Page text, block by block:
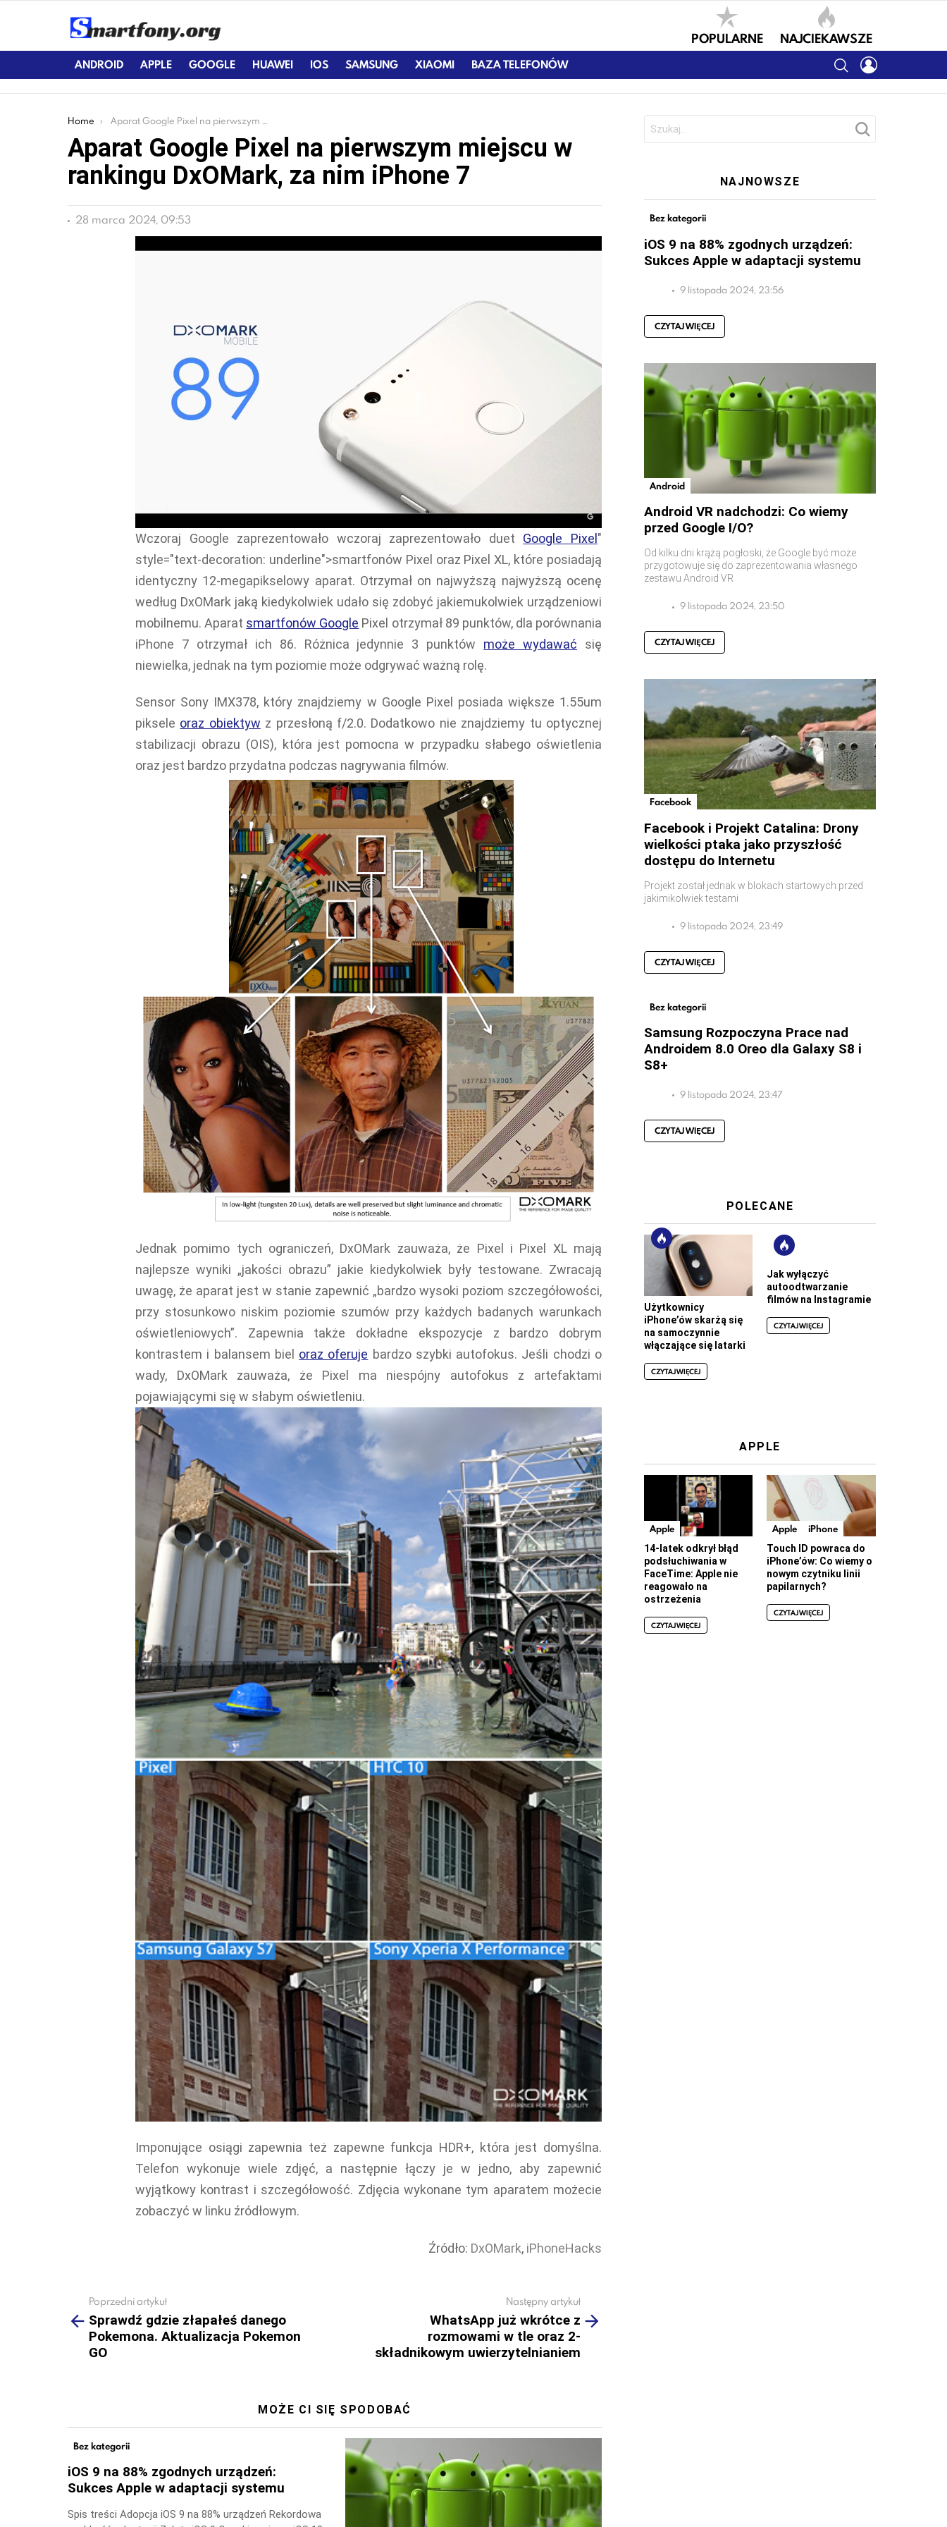
POPULARNE NAJCIEKAWSZE
ANDROID APPLE GOOGLE HUAWEI IOS SAMSUNG XIAOMI BAZA TELEFONÓW SEARCH
You are here:
Home Aparat Google Pixel na pierwszym miejscu w rankingu DxOMark, za nim iPhone 7
Aparat Google Pixel na pierwszym miejscu w
rankingu DxOMark, za nim iPhone 7
28 marca 2024, 09:53
Wczoraj Google zaprezentowało wczoraj zaprezentowało duet Google Pixel "
style="text-decoration: underline">smartfonów Pixel oraz Pixel XL, które posiadają
identyczny 12-megapikselowy aparat. Otrzymał on najwyższą najwyższą ocenę
według DxOMark jaką kiedykolwiek udało się zdobyć jakiemukolwiek urządzeniowi
mobilnemu. Aparat smartfonów Google Pixel otrzymał 89 punktów, dla porównania
iPhone 7 otrzymał ich 86. Różnica jedynnie 3 punktów może wydawać się
niewielka, jednak na tym poziomie może odgrywać ważną rolę.
Sensor Sony IMX378, który znajdziemy w Google Pixel posiada większe 1.55um
piksele oraz obiektyw z przesłoną f/2.0. Dodatkowo nie znajdziemy tu optycznej
stabilizacji obrazu (OIS), która jest pomocna w przypadku słabego oświetlenia
oraz jest bardzo przydatna podczas nagrywania filmów.
Jednak pomimo tych ograniczeń, DxOMark zauważa, że Pixel i Pixel XL mają
najlepsze wyniki „jakości obrazu” jakie kiedykolwiek były testowane. Zwracają
uwagę, że aparat jest w stanie zapewnić „bardzo wysoki poziom szczegółowości,
przy stosunkowo niskim poziomie szumów przy każdych badanych warunkach
oświetleniowych”. Zapewnia także dokładne ekspozycje z bardzo dobrym
kontrastem i balansem biel oraz oferuje bardzo szybki autofokus. Jeśli chodzi o
wady, DxOMark zauważa, że Pixel ma niespójny autofokus z artefaktami
pojawiającymi się w słabym oświetleniu.
Imponujące osiągi zapewnia też zapewne funkcja HDR+, która jest domyślna.
Telefon wykonuje wiele zdjęć, a następnie łączy je w jedno, aby zapewnić
wyjątkowy kontrast i szczegółowość. Zdjęcia wykonane tym aparatem możecie
zobaczyć w linku źródłowym.
Źródło: DxOMark, iPhoneHacks
more
Poprzedni artykuł
Sprawdź gdzie złapałeś danego
Pokemona. Aktualizacja Pokemon
GO
Następny artykuł
WhatsApp już wkrótce z
rozmowami w tle oraz 2-
składnikowym uwierzytelnianiem
MOŻE CI SIĘ SPODOBAĆ
Bez kategorii
iOS 9 na 88% zgodnych urządzeń:
Sukces Apple w adaptacji systemu
Spis treści Adopcja iOS 9 na 88% urządzeń Rekordowa
NAJNOWSZE
Bez kategorii
iOS 9 na 88% zgodnych urządzeń:
Sukces Apple w adaptacji systemu
9 listopada 2024, 23:56
CZYTAJ WIĘCEJ
Android
Android VR nadchodzi: Co wiemy
przed Google I/O?
Od kilku dni krążą pogłoski, że Google być może
przygotowuje się do zaprezentowania własnego
zestawu Android VR
9 listopada 2024, 23:50
CZYTAJ WIĘCEJ
Facebook
Facebook i Projekt Catalina: Drony
wielkości ptaka jako przyszłość
dostępu do Internetu
Projekt został jednak w blokach startowych przed
jakimikolwiek testami
9 listopada 2024, 23:49
CZYTAJ WIĘCEJ
Bez kategorii
Samsung Rozpoczyna Prace nad
Androidem 8.0 Oreo dla Galaxy S8 i
S8+
9 listopada 2024, 23:47
CZYTAJ WIĘCEJ
POLECANE
Użytkownicy
iPhone’ów skarżą się
na samoczynnie
włączające się latarki
CZYTAJ WIĘCEJ
Jak wyłączyć
autoodtwarzanie
filmów na Instagramie
CZYTAJ WIĘCEJ
APPLE
Apple
14-latek odkrył błąd
podsłuchiwania w
FaceTime: Apple nie
reagowało na
ostrzeżenia
CZYTAJ WIĘCEJ
Apple iPhone
Touch ID powraca do
iPhone’ów: Co wiemy o
nowym czytniku linii
papilarnych?
CZYTAJ WIĘCEJ